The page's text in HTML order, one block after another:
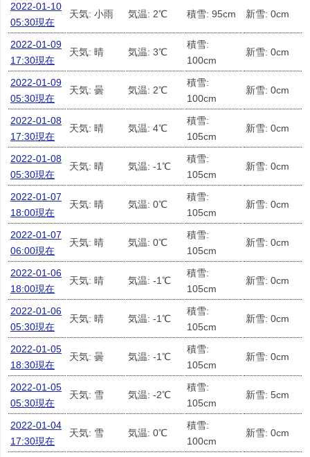
2022-01-10
05:30現在
天気: 小雨 気温: 2℃ 積雪: 95cm 新雪: 0cm
2022-01-09
17:30現在
天気: 晴 気温: 3℃
積雪:
100cm
新雪: 0cm
2022-01-09
05:30現在
天気: 曇 気温: 2℃
積雪:
100cm
新雪: 0cm
2022-01-08
17:30現在
天気: 晴 気温: 4℃
積雪:
105cm
新雪: 0cm
2022-01-08
05:30現在
天気: 晴 気温: -1℃
積雪:
105cm
新雪: 0cm
2022-01-07
18:00現在
天気: 晴 気温: 0℃
積雪:
105cm
新雪: 0cm
2022-01-07
06:00現在
天気: 晴 気温: 0℃
積雪:
105cm
新雪: 0cm
2022-01-06
18:00現在
天気: 晴 気温: -1℃
積雪:
105cm
新雪: 0cm
2022-01-06
05:30現在
天気: 晴 気温: -1℃
積雪:
105cm
新雪: 0cm
2022-01-05
18:30現在
天気: 曇 気温: -1℃
積雪:
105cm
新雪: 0cm
2022-01-05
05:30現在
天気: 雪 気温: -2℃
積雪:
105cm
新雪: 5cm
2022-01-04
17:30現在
天気: 雪 気温: 0℃
積雪:
100cm
新雪: 0cm